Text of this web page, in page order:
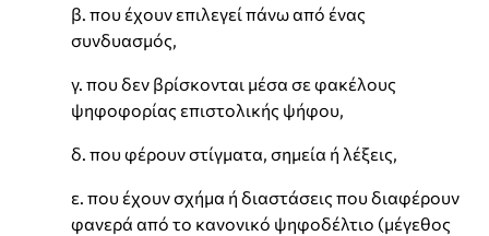
β. που έχουν επιλεγεί πάνω από ένας
συνδυασμός,
γ. που δεν βρίσκονται μέσα σε φακέλους
ψηφοφορίας επιστολικής ψήφου,
δ. που φέρουν στίγματα, σημεία ή λέξεις,
ε. που έχουν σχήμα ή διαστάσεις που διαφέρουν
φανερά από το κανονικό ψηφοδέλτιο (μέγεθος